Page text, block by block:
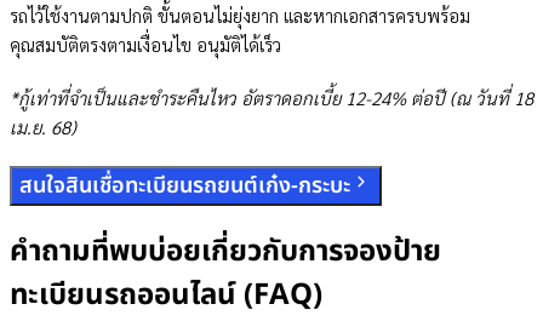
รถไว้ใช้งานตามปกติ ขั้นตอนไม่ยุ่งยาก และหากเอกสารครบพร้อม
คุณสมบัติตรงตามเงื่อนไข อนุมัติได้เร็ว
*กู้เท่าที่จำเป็นและชำระคืนไหว อัตราดอกเบี้ย 12-24% ต่อปี (ณ วันที่ 18
เม.ย. 68)
สนใจสินเชื่อทะเบียนรถยนต์เก๋ง-กระบะ
คำถามที่พบบ่อยเกี่ยวกับการจองป้าย
ทะเบียนรถออนไลน์ (FAQ)